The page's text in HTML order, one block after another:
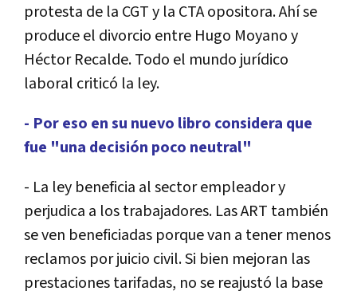
protesta de la CGT y la CTA opositora. Ahí se
produce el divorcio entre Hugo Moyano y
Héctor Recalde. Todo el mundo jurídico
laboral criticó la ley.
- Por eso en su nuevo libro considera que
fue "una decisión poco neutral"
- La ley beneficia al sector empleador y
perjudica a los trabajadores. Las ART también
se ven beneficiadas porque van a tener menos
reclamos por juicio civil. Si bien mejoran las
prestaciones tarifadas, no se reajustó la base